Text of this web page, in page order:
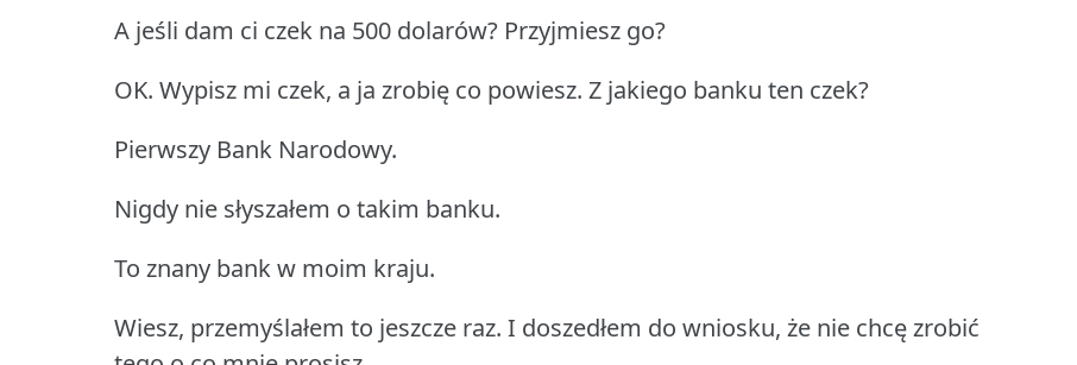
A jeśli dam ci czek na 500 dolarów? Przyjmiesz go?
OK. Wypisz mi czek, a ja zrobię co powiesz. Z jakiego banku ten czek?
Pierwszy Bank Narodowy.
Nigdy nie słyszałem o takim banku.
To znany bank w moim kraju.
Wiesz, przemyślałem to jeszcze raz. I doszedłem do wniosku, że nie chcę zrobić